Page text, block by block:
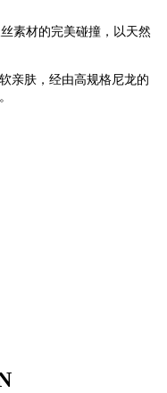
素材的完美碰撞，以天然
亲肤，经由高规格尼龙的